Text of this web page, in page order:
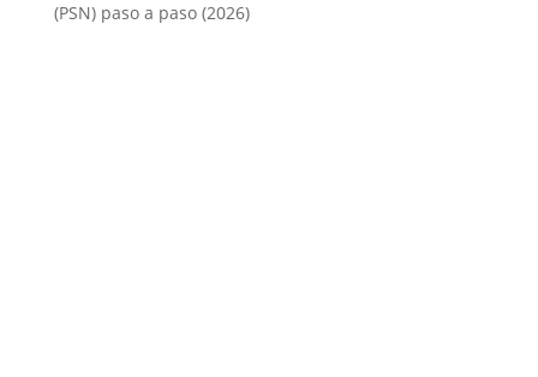
(PSN) paso a paso (2026)